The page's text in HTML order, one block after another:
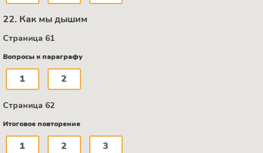
22. Как мы дышим
Страница 61
Вопросы к параграфу
1 2
Страница 62
Итоговое повторение
1 2 3